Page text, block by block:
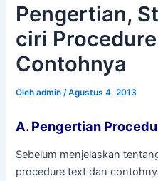
Pengertian,
ciri
Contohnya
Olehadmin /Agustus 4, 2013
A. Pengertian
Sebelum menjelaskan
procedure text dan